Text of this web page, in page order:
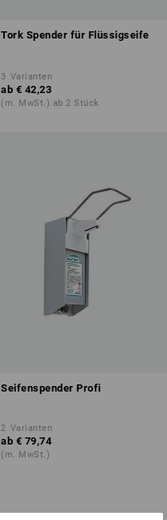
Tork Spender für Flüssigseife
3 Varianten
ab € 42,23
(m. MwSt.) ab 2 Stück
Seifenspender Profi
2 Varianten
ab € 79,74
(m. MwSt.)